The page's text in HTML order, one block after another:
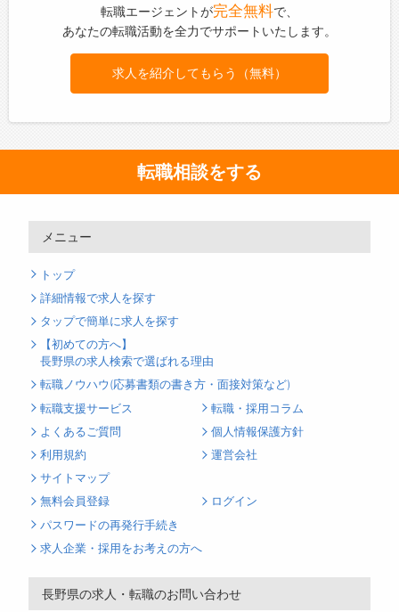
転職エージェントが完全無料で、
あなたの転職活動を全力でサポートいたします。
求人を紹介してもらう（無料）
転職相談をする
メニュー
トップ
詳細情報で求人を探す
タップで簡単に求人を探す
【初めての方へ】
長野県の求人検索で選ばれる理由
転職ノウハウ(応募書類の書き方・面接対策など)
転職支援サービス
転職・採用コラム
よくあるご質問
個人情報保護方針
利用規約
運営会社
サイトマップ
無料会員登録
ログイン
パスワードの再発行手続き
求人企業・採用をお考えの方へ
長野県の求人・転職のお問い合わせ